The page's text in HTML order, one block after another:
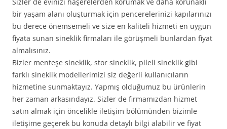
Sizler de evinizi haşerelerden korumak ve daha korunaklı
bir yaşam alanı oluşturmak için pencerelerinizi kapılarınızı
bu derece önemsemeli ve size en kaliteli hizmeti en uygun
fiyata sunan sineklik firmaları ile görüşmeli bunlardan fiyat
almalısınız.
Bizler menteşe sineklik, stor sineklik, pileli sineklik gibi
farklı sineklik modellerimizi siz değerli kullanıcıların
hizmetine sunmaktayız. Yapmış olduğumuz bu ürünlerin
her zaman arkasındayız. Sizler de firmamızdan hizmet
satın almak için öncelikle iletişim bölümünden bizimle
iletişime geçerek bu konuda detaylı bilgi alabilir ve fiyat